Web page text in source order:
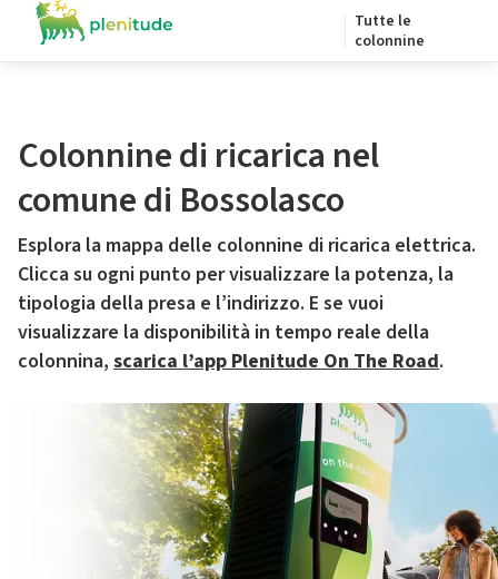
Tutte le
colonnine
Colonnine di ricarica nel
comune di Bossolasco
Esplora la mappa delle colonnine di ricarica elettrica.
Clicca su ogni punto per visualizzare la potenza, la
tipologia della presa e l’indirizzo. E se vuoi
visualizzare la disponibilità in tempo reale della
colonnina, scarica l’app Plenitude On The Road.